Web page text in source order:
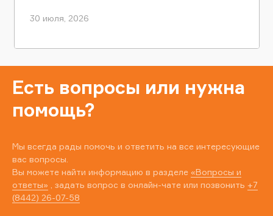
30 июля, 2026
Есть вопросы или нужна
помощь?
Мы всегда рады помочь и ответить на все интересующие
вас вопросы.
Вы можете найти информацию в разделе «Вопросы и
ответы» , задать вопрос в онлайн-чате или позвонить +7
(8442) 26-07-58